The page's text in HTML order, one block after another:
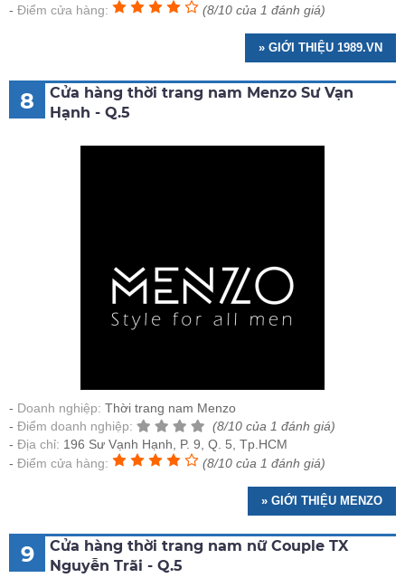
Điểm cửa hàng:
(8/10 của 1 đánh giá)
» GIỚI THIỆU 1989.VN
8
Cửa hàng thời trang nam Menzo Sư Vạn
Hạnh - Q.5
Doanh nghiệp: Thời trang nam Menzo
Điểm doanh nghiệp:
(8/10 của 1 đánh giá)
Địa chỉ: 196 Sư Vạnh Hạnh, P. 9, Q. 5, Tp.HCM
Điểm cửa hàng:
(8/10 của 1 đánh giá)
» GIỚI THIỆU MENZO
9
Cửa hàng thời trang nam nữ Couple TX
Nguyễn Trãi - Q.5